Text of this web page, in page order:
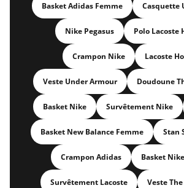
Basket Adidas Femme Casquette
Nike Pegasus Polo Lacoste
Crampon Nike Lacoste
Veste Under Armour Doudoune
Basket Nike Survêtement Nike
Basket New Balance Femme Stan
Crampon Adidas Basket
Survêtement Lacoste Veste